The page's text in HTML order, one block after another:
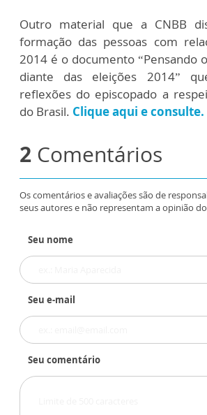
Outro material que a CNBB
formação das pessoas com
2014 é o documento “Pensando
diante das eleições 2014”
reflexões do episcopado a
do Brasil. Clique aqui e consulte.
2 Comentários
Os comentários e avaliações são de
seus autores e não representam a opinião
Seu nome
Seu e-mail
Seu comentário